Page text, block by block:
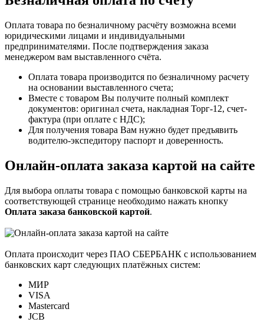
Оплата товара по безналичному расчёту возможна всеми
юридическими лицами и индивидуальными
предпринимателями. После подтверждения заказа
менеджером вам выставленного счёта.
Оплата товара производится по безналичному расчету
на основании выставленного счета;
Вместе с товаром Вы получите полный комплект
документов: оригинал счета, накладная Торг-12, счет-
фактура (при оплате с НДС);
Для получения товара Вам нужно будет предъявить
водителю-экспедитору паспорт и доверенность.
Онлайн-оплата заказа картой на сайте
Для выбора оплаты товара с помощью банковской карты на
соответствующей странице необходимо нажать кнопку
Оплата заказа банковской картой.
Оплата происходит через ПАО СБЕРБАНК с использованием
банковских карт следующих платёжных систем:
МИР
VISA
Mastercard
JCB